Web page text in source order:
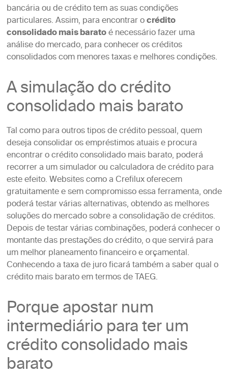
bancária ou de crédito tem as suas condições
particulares. Assim, para encontrar ocrédito
consolidado mais baratoé necessário fazer uma
análise do mercado, para conhecer os créditos
consolidados com menores taxas e melhores condições.
A simulação do crédito
consolidado mais barato
Tal como para outros tipos de crédito pessoal, quem
deseja consolidar os empréstimos atuais e procura
encontrar o crédito consolidado mais barato, poderá
recorrer a um simulador ou calculadora de crédito para
este efeito. Websites como a Crefilux oferecem
gratuitamente e sem compromisso essa ferramenta, onde
poderá testar várias alternativas, obtendo as melhores
soluções do mercado sobre a consolidação de créditos.
Depois de testar várias combinações, poderá conhecer o
montante das prestações do crédito, o que servirá para
um melhor planeamento financeiro e orçamental.
Conhecendo a taxa de juro ficará também a saber qual o
crédito mais barato em termos de TAEG.
Porque apostar num
intermediário para ter um
crédito consolidado mais
barato